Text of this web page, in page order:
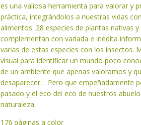
es una valiosa herramienta para valorar y
práctica, integrándolos a nuestras vidas
alimentos. 28 especies de plantas nativas
complementan con variada e inédita
varias de estas especies con los insectos.
visual para identificar un mundo poco
de un ambiente que apenas valoramos y
desaparecer… Pero que empeñadamente
pasado y el eco del eco de nuestros
naturaleza.
176 páginas a color